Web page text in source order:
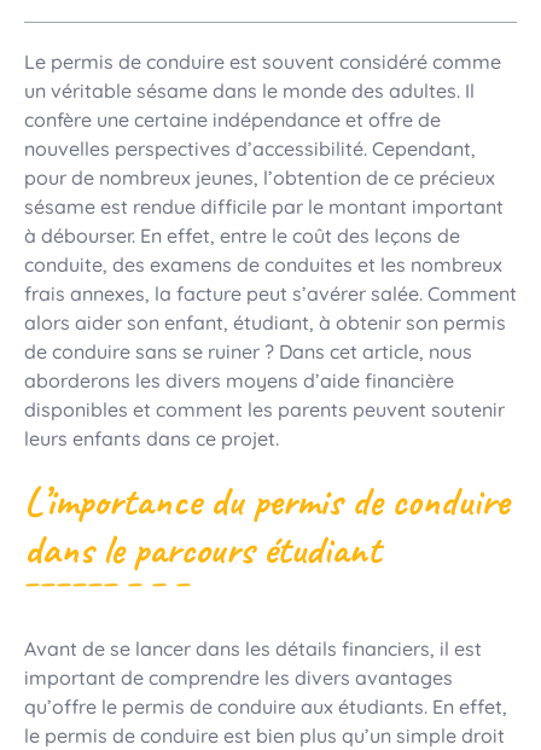
Le permis de conduire est souvent considéré comme
un véritable sésame dans le monde des adultes. Il
confère une certaine indépendance et offre de
nouvelles perspectives d’accessibilité. Cependant,
pour de nombreux jeunes, l’obtention de ce précieux
sésame est rendue difficile par le montant important
à débourser. En effet, entre le coût des leçons de
conduite, des examens de conduites et les nombreux
frais annexes, la facture peut s’avérer salée. Comment
alors aider son enfant, étudiant, à obtenir son permis
de conduire sans se ruiner ? Dans cet article, nous
aborderons les divers moyens d’aide financière
disponibles et comment les parents peuvent soutenir
leurs enfants dans ce projet.
L’importance du permis de conduire
dans le parcours étudiant
Avant de se lancer dans les détails financiers, il est
important de comprendre les divers avantages
qu’offre le permis de conduire aux étudiants. En effet,
le permis de conduire est bien plus qu’un simple droit